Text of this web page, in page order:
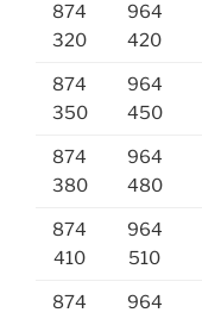
874
320
964
420
874
350
964
450
874
380
964
480
874
410
964
510
874
964